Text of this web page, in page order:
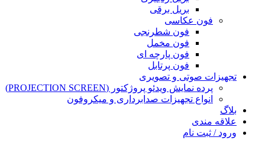
بریل برقی
فون عکاسی
فون شطرنجی
فون مخمل
فون پارچه ای
فون پرتابل
تجهیزات صوتی و تصویری
پرده نمایش ویدئو پروژکتور (PROJECTION SCREEN)
انواع تجهیزات صدابرداری و میکروفون
بلاگ
علاقه مندی
ورود / ثبت نام